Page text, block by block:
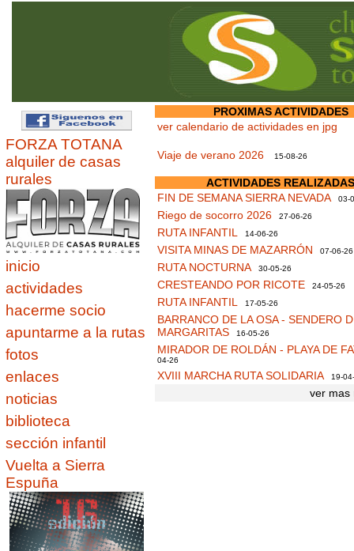
FORZA TOTANA
alquiler de casas
rurales
inicio
actividades
hacerme socio
apuntarme a la rutas
fotos
enlaces
noticias
biblioteca
sección infantil
Vuelta a Sierra
Espuña
PROXIMAS ACTIVIDADES
ver calendario de actividades en jpg
Viaje de verano 2026 15-08-26
ACTIVIDADES REALIZADAS
FIN DE SEMANA SIERRA NEVADA 03-
Riego de socorro 2026 27-06-26
RUTA INFANTIL 14-06-26
VISITA MINAS DE MAZARRÓN 07-06-26
RUTA NOCTURNA 30-05-26
CRESTEANDO POR RICOTE 24-05-26
RUTA INFANTIL 17-05-26
BARRANCO DE LA OSA - SENDERO
MARGARITAS 16-05-26
MIRADOR DE ROLDÁN - PLAYA DE
04-26
XVIII MARCHA RUTA SOLIDARIA 19-
ver mas